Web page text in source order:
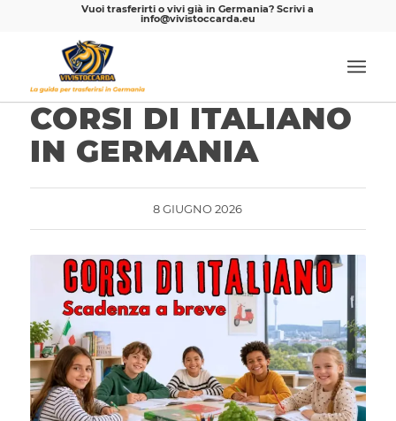
Vuoi trasferirti o vivi già in Germania? Scrivi a
info@vivistoccarda.eu
CORSI DI ITALIANO
IN GERMANIA
8 GIUGNO 2026